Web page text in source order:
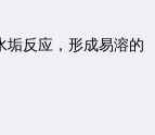
垢反应，形成易溶的